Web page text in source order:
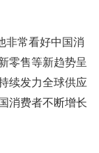
非常看好中国消
零售等新趋势呈
续发力全球供应
消费者不断增长